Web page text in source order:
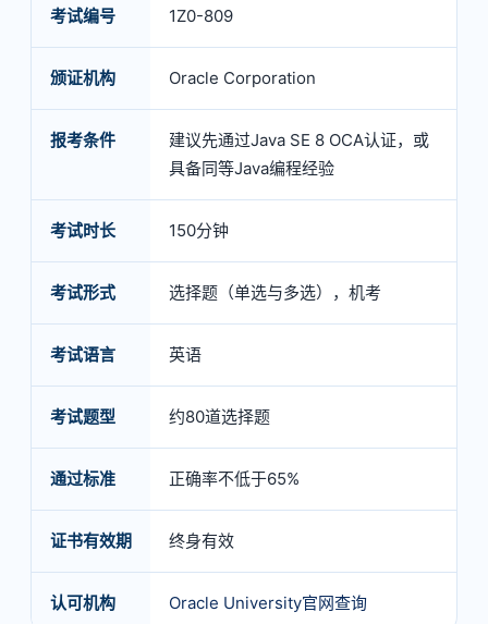
考试编号 1Z0-809
颁证机构 Oracle Corporation
报考条件
建议先通过Java SE 8 OCA认证，或
具备同等Java编程经验
考试时长 150分钟
考试形式 选择题（单选与多选），机考
考试语言 英语
考试题型 约80道选择题
通过标准 正确率不低于65%
证书有效期 终身有效
认可机构 Oracle University官网查询